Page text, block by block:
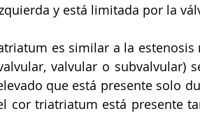
y está limitada por la
es similar a la estenosis
valvular o subvalvular)
que está presente solo
cor triatriatum está presente